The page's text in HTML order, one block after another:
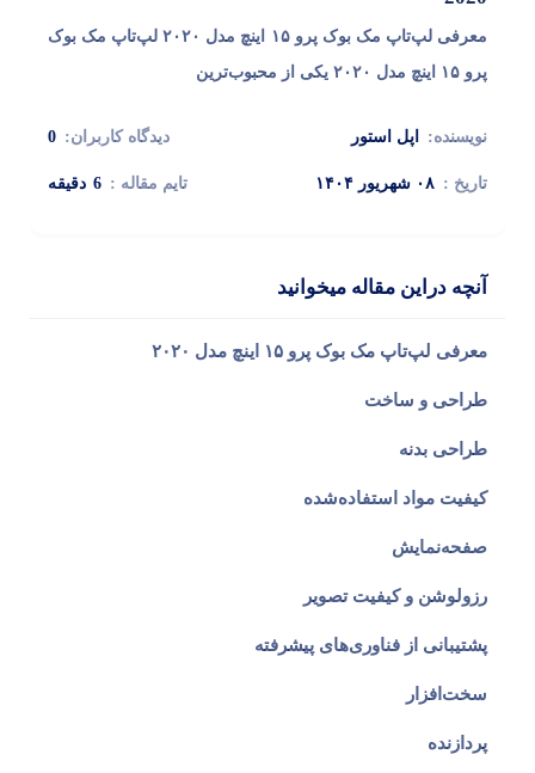
معرفی لپ‌تاپ مک بوک پرو ۱۵ اینچ مدل ۲۰۲۰ لپ‌تاپ مک بوک
پرو ۱۵ اینچ مدل ۲۰۲۰ یکی از محبوب‌ترین
نویسنده: اپل استور دیدگاه کاربران: 0
تاریخ : ۰۸ شهریور ۱۴۰۴ تایم مقاله : 6 دقیقه
آنچه دراین مقاله میخوانید
معرفی لپ‌تاپ مک بوک پرو ۱۵ اینچ مدل ۲۰۲۰
طراحی و ساخت
طراحی بدنه
کیفیت مواد استفاده‌شده
صفحه‌نمایش
رزولوشن و کیفیت تصویر
پشتیبانی از فناوری‌های پیشرفته
سخت‌افزار
پردازنده